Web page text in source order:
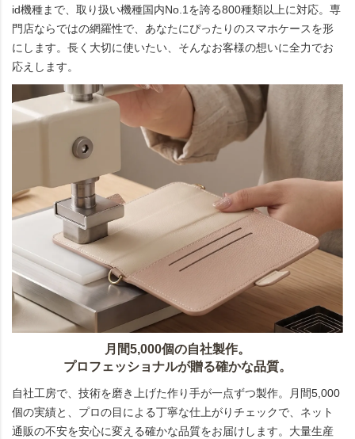
id機種まで、取り扱い機種国内No.1を誇る800種類以上に対応。専
門店ならではの網羅性で、あなたにぴったりのスマホケースを形
にします。長く大切に使いたい、そんなお客様の想いに全力でお
応えします。
月間5,000個の自社製作。
プロフェッショナルが贈る確かな品質。
自社工房で、技術を磨き上げた作り手が一点ずつ製作。月間5,000
個の実績と、プロの目による丁寧な仕上がりチェックで、ネット
通販の不安を安心に変える確かな品質をお届けします。大量生産